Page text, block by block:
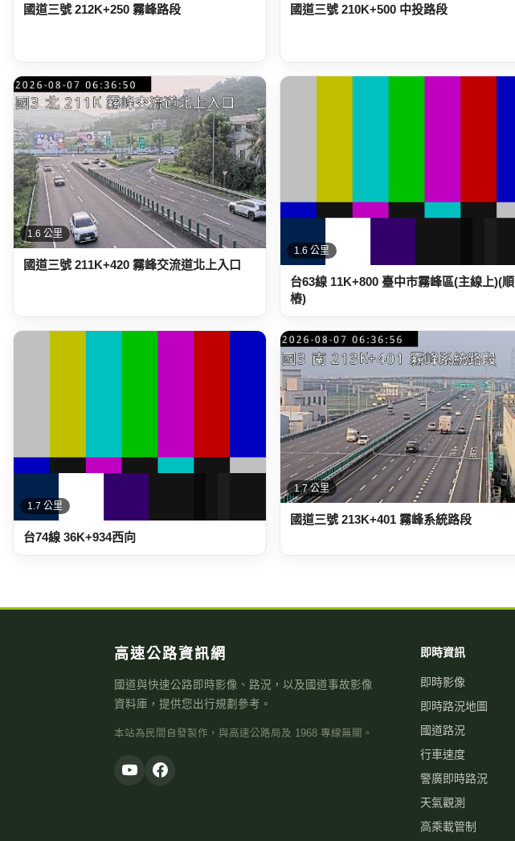
國道三號 212K+250 霧峰路段 國道三號 210K+500 中投路段
1.6 公里
國道三號 211K+420 霧峰交流道北上入口
台63線 11K+800 臺中市霧峰區(主線上)(順
樁)
台74線 36K+934西向
1.7 公里
國道三號 213K+401 霧峰系統路段
資料庫，提供您出行規劃參考。
即時路況地圖
國道路況
行車速度
警廣即時路況
天氣觀測
高乘載管制
國道壅塞排行